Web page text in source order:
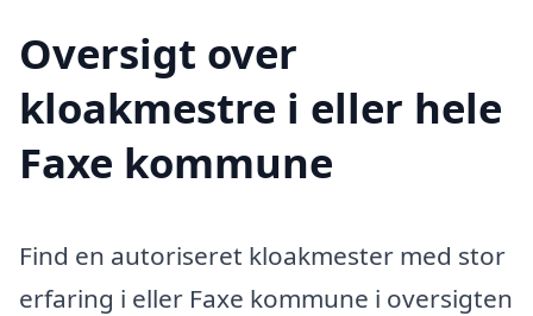
Oversigt over
kloakmestre i eller hele
Faxe kommune
Find en autoriseret kloakmester med stor
erfaring i eller Faxe kommune i oversigten